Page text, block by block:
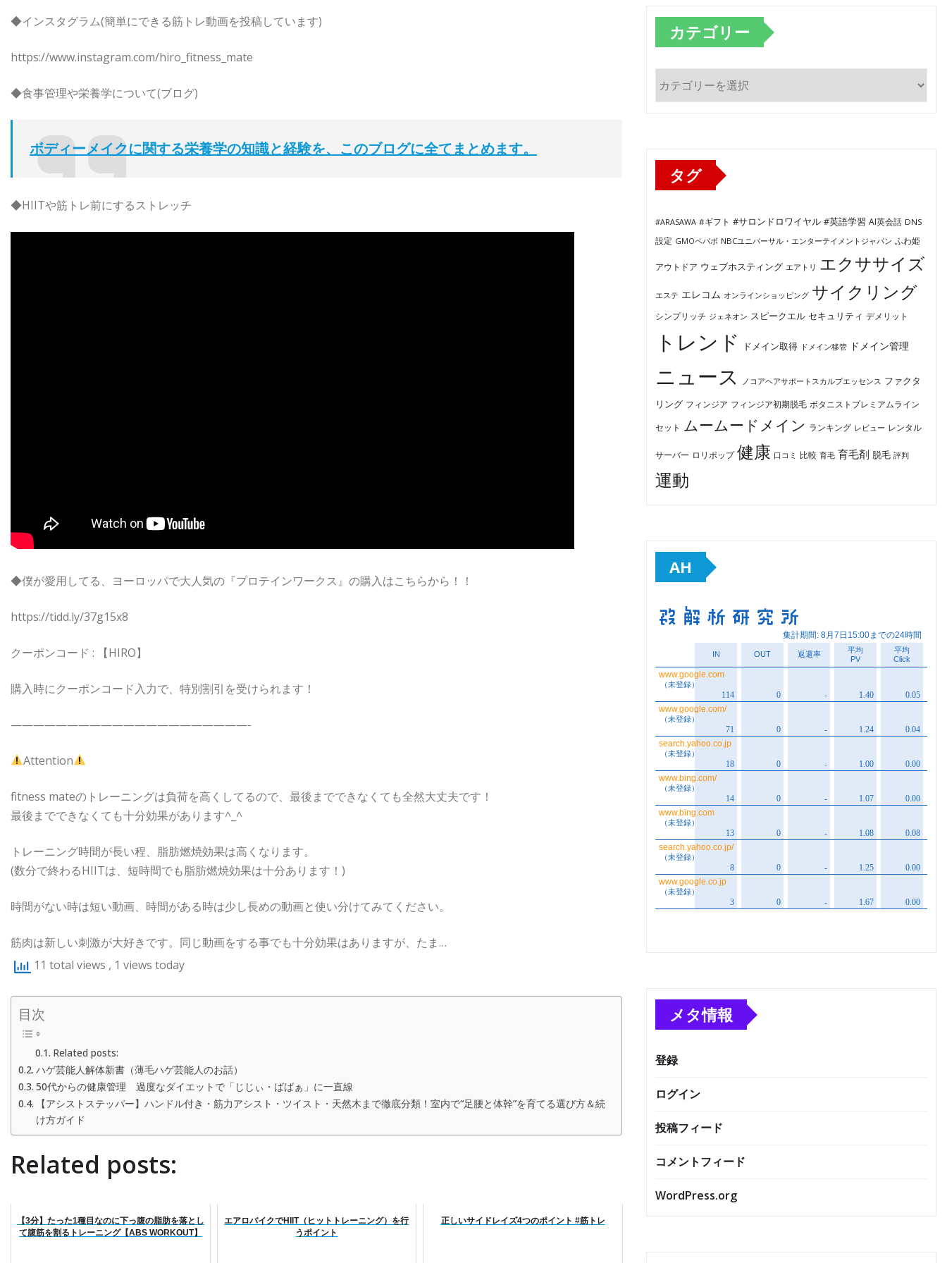
◆インスタグラム(簡単にできる筋トレ動画を投稿しています)
https://www.instagram.com/hiro_fitness_mate
◆食事管理や栄養学について(ブログ)
ボディーメイクに関する栄養学の知識と経験を、このブログに全てまとめます。
◆HIITや筋トレ前にするストレッチ
◆僕が愛用してる、ヨーロッパで大人気の『プロテインワークス』の購入はこちらから！！
https://tidd.ly/37g15x8
クーポンコード : 【HIRO】
購入時にクーポンコード入力で、特別割引を受けられます！
—————————————————————-
Attention
fitness mateのトレーニングは負荷を高くしてるので、最後までできなくても全然大丈夫です！
最後までできなくても十分効果があります^_^
トレーニング時間が長い程、脂肪燃焼効果は高くなります。
(数分で終わるHIITは、短時間でも脂肪燃焼効果は十分あります！)
時間がない時は短い動画、時間がある時は少し長めの動画と使い分けてみてください。
筋肉は新しい刺激が大好きです。同じ動画をする事でも十分効果はありますが、たま…
11 total views , 1 views today
目次
Related posts:
ハゲ芸能人解体新書（薄毛ハゲ芸能人のお話）
50代からの健康管理 過度なダイエットで「じじぃ・ばばぁ」に一直線
【アシストステッパー】ハンドル付き・筋力アシスト・ツイスト・天然木まで徹底分類！室内で“足腰と体幹”を育てる選び方＆続
け方ガイド
Related posts:
【3分】たった1種目なのに下っ腹の脂肪を落とし
て腹筋を割るトレーニング【ABS WORKOUT】
エアロバイクでHIIT（ヒットトレーニング）を行
うポイント
正しいサイドレイズ4つのポイント #筋トレ
カテゴリー
テ
タグ
#ARASAWA #ギフト #サロンドロワイヤル #英語学習 AI英会話 DNS
設定 GMOペパボ NBCユニバーサル・エンターテイメントジャパン ふわ姫
アウトドア ウェブホスティング エアトリ エクササイズ
エステ エレコム オンラインショッピング サイクリング
シンプリッチ ジェネオン スピークエル セキュリティ デメリット
トレンド ドメイン取得 ドメイン移管 ドメイン管理
ニュース ノコアヘアサポートスカルプエッセンス ファクタ
リング フィンジア フィンジア初期脱毛 ボタニストプレミアムライン
セット ムームードメイン ランキング レビュー レンタル
サーバー ロリポップ 健康 口コミ 比較 育毛 育毛剤 脱毛 評判
運動
AH
メタ情報
登録
ログイン
投稿フィード
コメントフィード
WordPress.org